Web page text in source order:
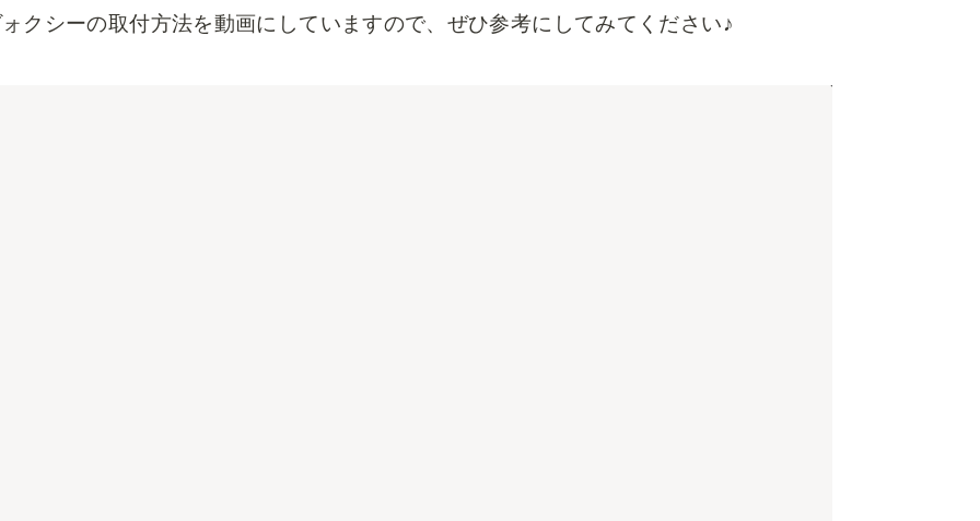
クシーの取付方法を動画にしていますので、ぜひ参考にしてみてください♪